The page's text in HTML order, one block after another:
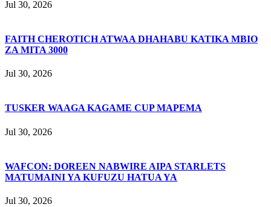
Jul 30, 2026
FAITH CHEROTICH ATWAA DHAHABU KATIKA MBIO
ZA MITA 3000
Jul 30, 2026
TUSKER WAAGA KAGAME CUP MAPEMA
Jul 30, 2026
WAFCON: DOREEN NABWIRE AIPA STARLETS
MATUMAINI YA KUFUZU HATUA YA
Jul 30, 2026